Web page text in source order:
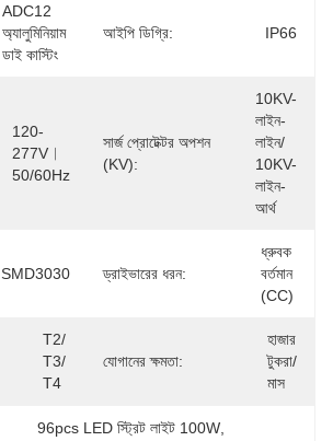
ADC12
অ্যালুমিনিয়াম
ডাই কাস্টিং
আইপি ডিগ্রি: IP66
120-
277V︱
50/60Hz
সার্জ প্রোটেক্টর অপশন
(kV):
10KV-
লাইন-
লাইন/
10KV-
লাইন-
আর্থ
SMD3030 ড্রাইভারের ধরন:
ধ্রুবক
বর্তমান
(CC)
T2/
T3/
T4
যোগানের ক্ষমতা:
হাজার
টুকরা/
মাস
96pcs LED স্ট্রিট লাইট 100W